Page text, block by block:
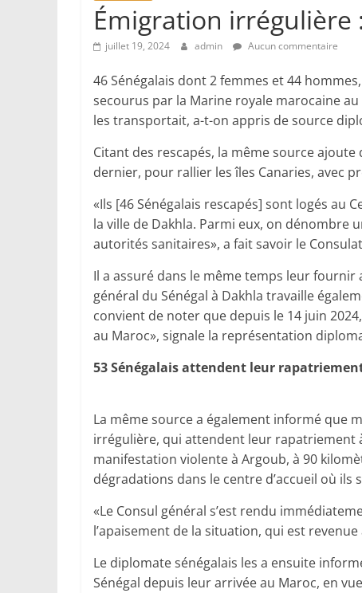
Émigration irrégulière
juillet 19, 2024 admin Aucun commentaire
46 Sénégalais dont 2 femmes et 44
secourus par la Marine royale marocaine
les transportait, a-t-on appris de source
Citant des rescapés, la même source
dernier, pour rallier les îles Canaries, avec
«Ils [46 Sénégalais rescapés] sont logés au
la ville de Dakhla. Parmi eux, on dénombre
autorités sanitaires», a fait savoir le
Il a assuré dans le même temps leur
général du Sénégal à Dakhla travaille
convient de noter que depuis le 14 juin
au Maroc», signale la représentation
53 Sénégalais attendent leur
La même source a également informé que
irrégulière, qui attendent leur rapatriement
manifestation violente à Argoub, à 90
dégradations dans le centre d’accueil où ils
«Le Consul général s’est rendu
l’apaisement de la situation, qui est
Le diplomate sénégalais les a ensuite
Sénégal depuis leur arrivée au Maroc, en